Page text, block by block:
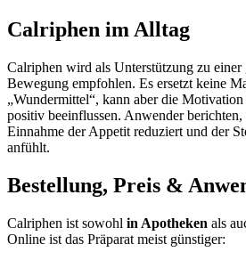
Calriphen im Alltag
Calriphen wird als Unterstützung zu einer
Bewegung empfohlen. Es ersetzt keine
„Wundermittel“, kann aber die
positiv beeinflussen. Anwender berichten,
Einnahme der Appetit reduziert und der
anfühlt.
Bestellung, Preis &
Calriphen ist sowohl in Apotheken als
Online ist das Präparat meist günstiger: